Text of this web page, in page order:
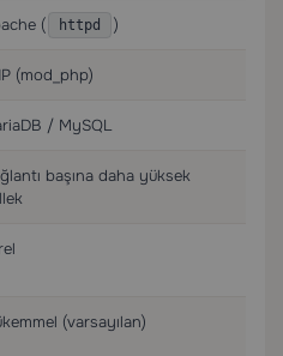
( httpd )
(mod_php)
/ MySQL
başına daha yüksek
(varsayılan)